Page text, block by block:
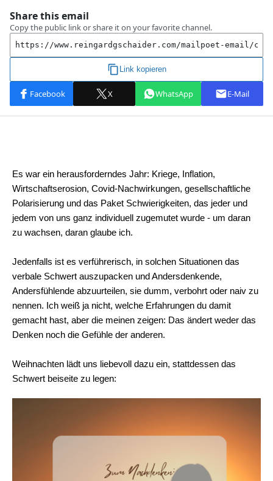
Es war ein herausforderndes Jahr: Kriege, Inflation,
Wirtschaftserosion, Covid-Nachwirkungen, gesellschaftliche
Polarisierung und das Paket Schwierigkeiten, das jeder und
jedem von uns ganz individuell zugemutet wurde - um daran
zu wachsen, daran glaube ich.
Jedenfalls ist es verführerisch, in solchen Situationen das
verbale Schwert auszupacken und Andersdenkende,
Andersfühlende abzuurteilen, sie dumm, verbohrt oder naiv zu
nennen. Ich weiß ja nicht, welche Erfahrungen du damit
gemacht hast, aber die meinen zeigen: Das ändert weder das
Denken noch die Gefühle der anderen.
Weihnachten lädt uns liebevoll dazu ein, stattdessen das
Schwert beiseite zu legen: